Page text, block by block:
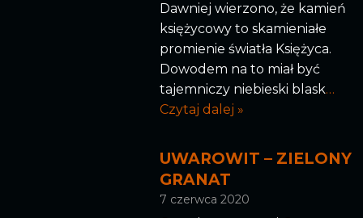
Dawniej wierzono, że kamień
księżycowy to skamieniałe
promienie światła Księżyca.
Dowodem na to miał być
tajemniczy niebieski blask…
Czytaj dalej »
UWAROWIT – ZIELONY
GRANAT
7 czerwca 2020